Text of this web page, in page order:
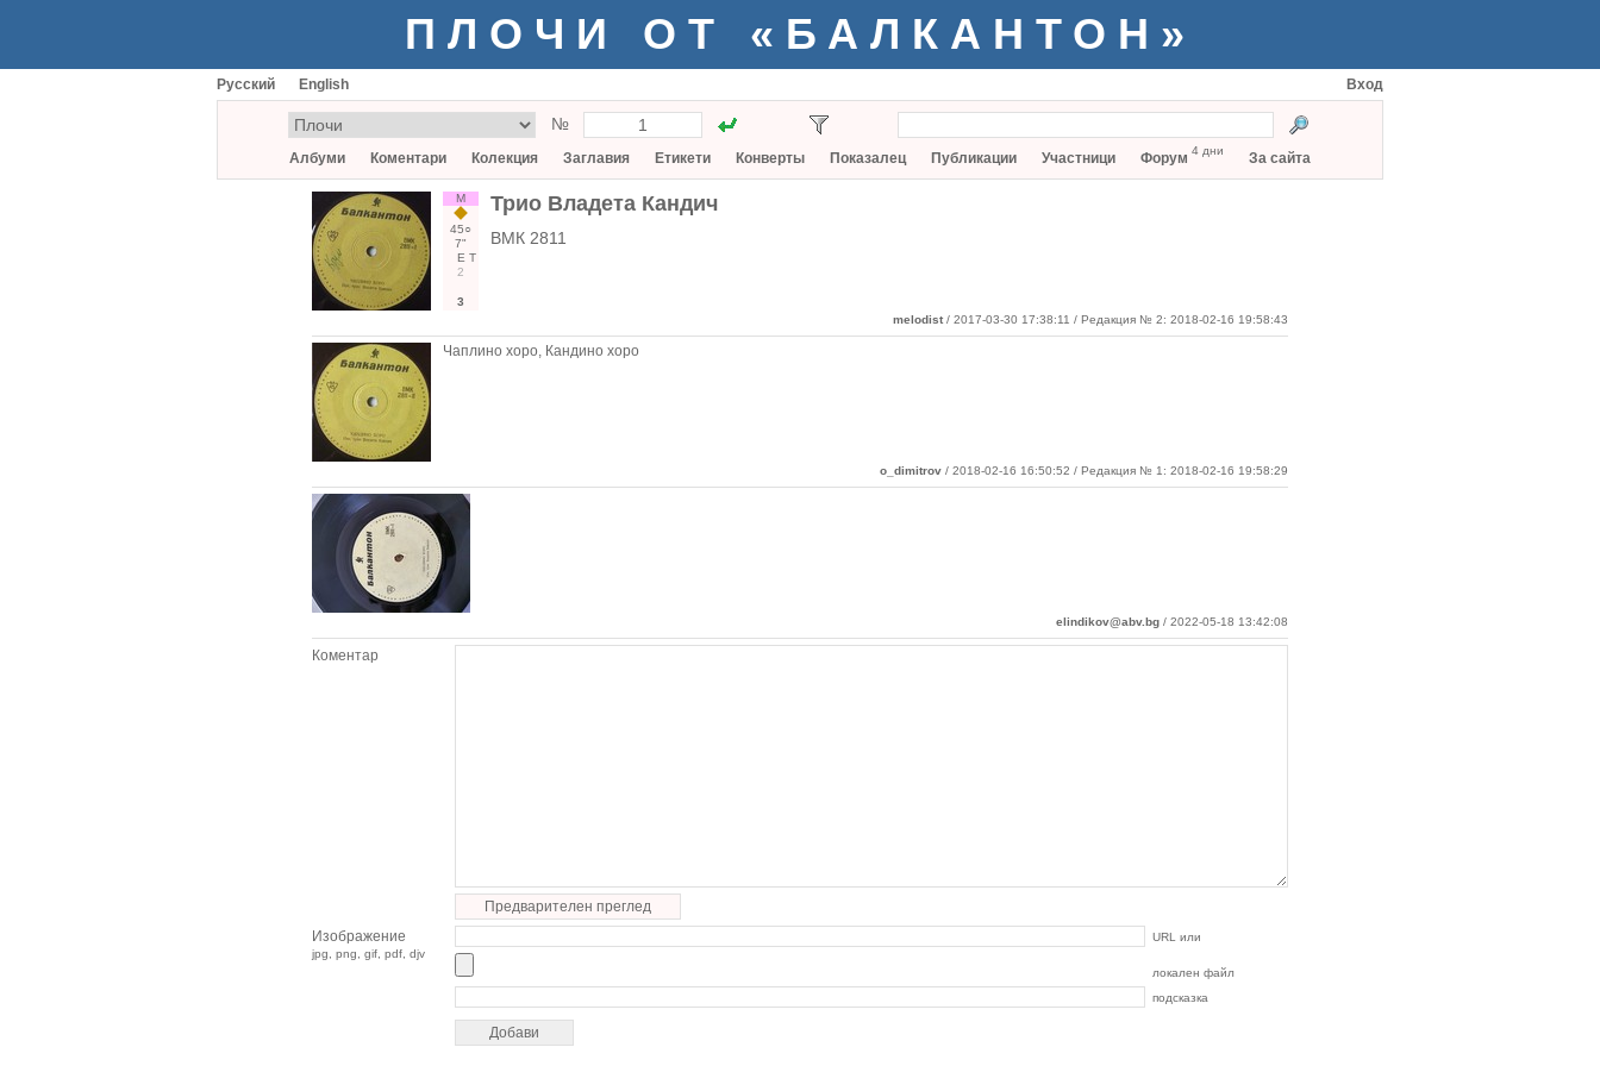
ПЛОЧИ ОТ «БАЛКАНТОН»
Русский English Вход
№
Албуми Коментари Колекция Заглавия Етикети Конверты Показалец Публикации Участници Форум 4 дни За сайта
М
45○
7"
Е Т
2
3
Трио Владета Кандич
ВМК 2811
melodist / 2017-03-30 17:38:11 / Редакция № 2: 2018-02-16 19:58:43
Чаплино хоро, Кандино хоро
o_dimitrov / 2018-02-16 16:50:52 / Редакция № 1: 2018-02-16 19:58:29
elindikov@abv.bg / 2022-05-18 13:42:08
Коментар
Предварителен преглед
Изображение
jpg, png, gif, pdf, djv
URL или
локален файл
подсказка